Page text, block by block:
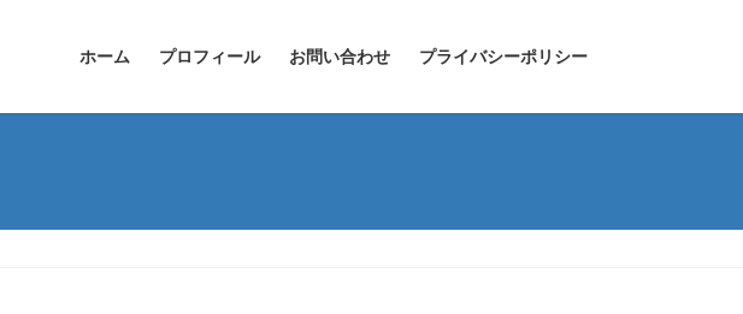
ホーム プロフィール お問い合わせ プライバシーポリシー